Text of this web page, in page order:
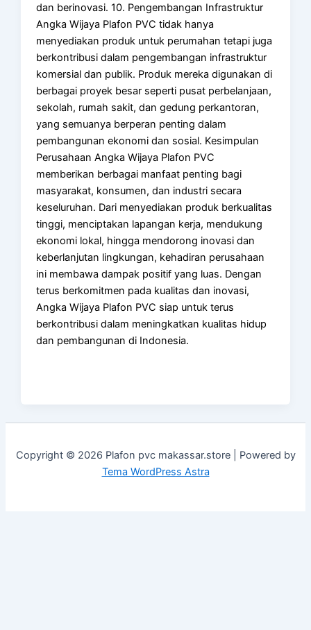
dan berinovasi. 10. Pengembangan Infrastruktur
Angka Wijaya Plafon PVC tidak hanya
menyediakan produk untuk perumahan tetapi juga
berkontribusi dalam pengembangan infrastruktur
komersial dan publik. Produk mereka digunakan di
berbagai proyek besar seperti pusat perbelanjaan,
sekolah, rumah sakit, dan gedung perkantoran,
yang semuanya berperan penting dalam
pembangunan ekonomi dan sosial. Kesimpulan
Perusahaan Angka Wijaya Plafon PVC
memberikan berbagai manfaat penting bagi
masyarakat, konsumen, dan industri secara
keseluruhan. Dari menyediakan produk berkualitas
tinggi, menciptakan lapangan kerja, mendukung
ekonomi lokal, hingga mendorong inovasi dan
keberlanjutan lingkungan, kehadiran perusahaan
ini membawa dampak positif yang luas. Dengan
terus berkomitmen pada kualitas dan inovasi,
Angka Wijaya Plafon PVC siap untuk terus
berkontribusi dalam meningkatkan kualitas hidup
dan pembangunan di Indonesia.
Copyright © 2026 Plafon pvc makassar.store | Powered by
Tema WordPress Astra